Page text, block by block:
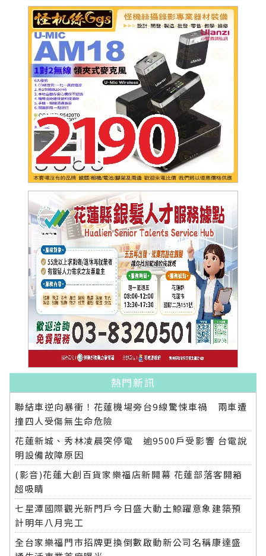
熱門新訊
聯結車逆向暴衝！花蓮機場旁台9線驚悚車禍 兩車遭
撞四人受傷無生命危險
花蓮新城、秀林凌晨突停電 逾9500戶受影響 台電說
明設備故障原因
(影音)花蓮大創百貨家樂福店新開幕 花蓮部落客開箱
超吸睛
七星潭國際觀光新門戶今日盛大動土鯨躍意象建築預
計明年八月完工
全台家樂福門市招牌更換倒數啟動新公司名稱康達盛